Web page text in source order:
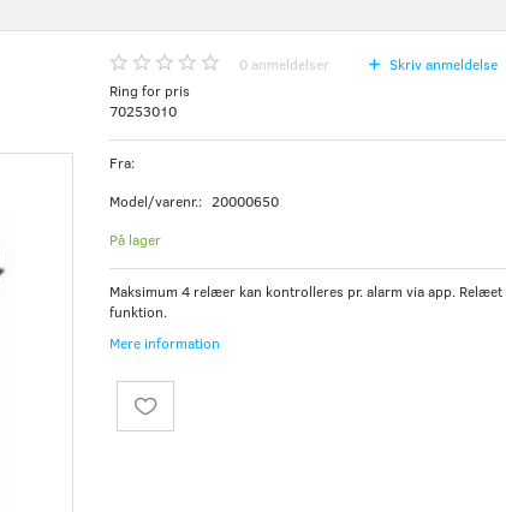
0anmeldelser
Skriv anmeldelse
Ring for pris
70253010
Fra:
Model/varenr.: 20000650
På lager
Maksimum 4 relæer kan kontrolleres pr. alarm via app.
funktion.
Mere information